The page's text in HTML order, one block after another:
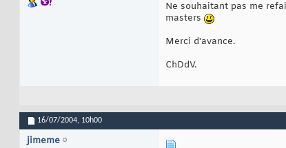
Ne souhaitant pas me
masters
Merci d'avance.
ChDdV.
16/07/2004, 10h00
jimeme